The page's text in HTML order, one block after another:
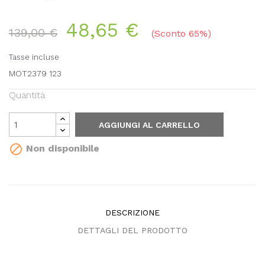
139,00 € 48,65 € Sconto 65%
Tasse incluse
MOT2379 123
Quantità
AGGIUNGI AL CARRELLO
 Non disponibile
DESCRIZIONE
DETTAGLI DEL PRODOTTO